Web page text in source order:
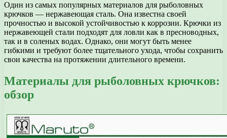
Один из самых популярных материалов для рыболовных
крючков — нержавеющая сталь. Она известна своей
прочностью и высокой устойчивостью к коррозии. Крючки из
нержавеющей стали подходят для ловли как в пресноводных,
так и в соленых водах. Однако, они могут быть менее
гибкими и требуют более тщательного ухода, чтобы сохранить
свои качества на протяжении длительного времени.
Материалы для рыболовных крючков:
обзор